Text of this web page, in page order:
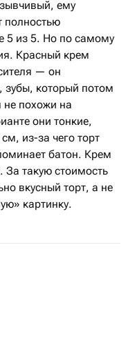
ему
полностью
5 из 5. Но по самому
Красный крем
— он
зубы, который потом
похожи на
они тонкие,
из-за чего торт
батон. Крем
За такую стоимость
вкусный торт, а не
картинку.